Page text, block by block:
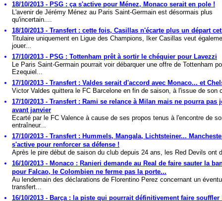
18/10/2013 - PSG : ça s'active pour Ménez, Monaco serait en pole !
L'avenir de Jérémy Ménez au Paris Saint-Germain est désormais plus
qu'incertain....
18/10/2013 - Transfert : cette fois, Casillas n'écarte plus un départ
Titulaire uniquement en Ligue des Champions, Iker Casillas veut
jouer...
17/10/2013 - PSG : Tottenham prêt à sortir le chéquier pour Lavezzi
Le Paris Saint-Germain pourrait voir débarquer une offre de Tottenham
Ezequiel...
17/10/2013 - Transfert : Valdes serait d'accord avec Monaco... et
Victor Valdes quittera le FC Barcelone en fin de saison, à l'issue de son
17/10/2013 - Transfert : Rami se relance à Milan mais ne pourra pas
avant janvier
Ecarté par le FC Valence à cause de ses propos tenus à l'encontre de
entraîneur...
17/10/2013 - Transfert : Hummels, Mangala, Lichtsteiner...
s'active pour renforcer sa défense !
Après le pire début de saison du club depuis 24 ans, les Red Devils ont
16/10/2013 - Monaco : Ranieri demande au Real de faire sauter la
pour Falcao, le Colombien ne ferme pas la porte...
Au lendemain des déclarations de Florentino Perez concernant un
transfert...
16/10/2013 - Barça : la piste qui pourrait définitivement faire souffler